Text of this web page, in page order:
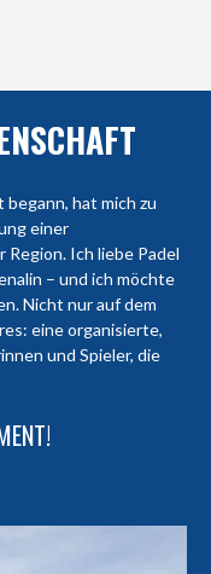
hat mich zu
einer
Ich liebe Padel
– und ich möchte
Nicht nur auf dem
eine organisierte,
und Spieler, die